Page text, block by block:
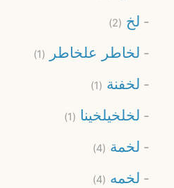
لخ (2)
لخاطر علخاطر (1)
لخفنة (1)
لخلخيلخينا (1)
لخمة (4)
لخمه (4)